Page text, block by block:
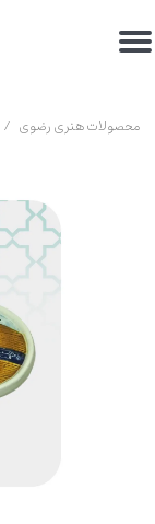
محصولات هنری رضوی